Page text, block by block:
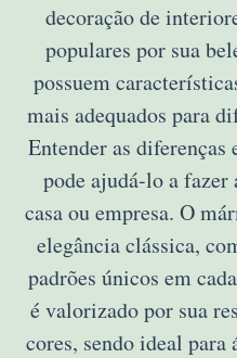
decoração de
populares por sua
possuem
mais adequados para
Entender as diferenças
pode ajudá-lo a fazer
casa ou empresa. O
elegância clássica,
padrões únicos em
é valorizado por sua
cores, sendo ideal para